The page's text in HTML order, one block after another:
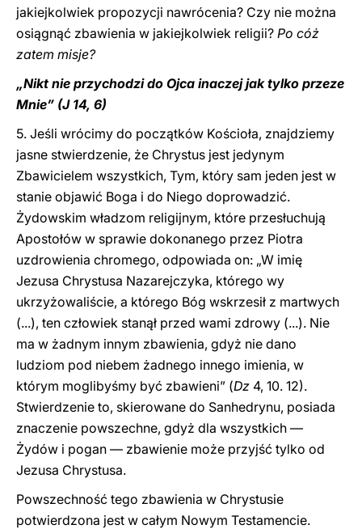
jakiejkolwiek propozycji nawrócenia? Czy nie można
osiągnąć zbawienia w jakiejkolwiek religii? Po cóż
zatem misje?
„Nikt nie przychodzi do Ojca inaczej jak tylko przeze
Mnie” (J 14, 6)
5. Jeśli wrócimy do początków Kościoła, znajdziemy
jasne stwierdzenie, że Chrystus jest jedynym
Zbawicielem wszystkich, Tym, który sam jeden jest w
stanie objawić Boga i do Niego doprowadzić.
Żydowskim władzom religijnym, które przesłuchują
Apostołów w sprawie dokonanego przez Piotra
uzdrowienia chromego, odpowiada on: „W imię
Jezusa Chrystusa Nazarejczyka, którego wy
ukrzyżowaliście, a którego Bóg wskrzesił z martwych
(...), ten człowiek stanął przed wami zdrowy (...). Nie
ma w żadnym innym zbawienia, gdyż nie dano
ludziom pod niebem żadnego innego imienia, w
którym moglibyśmy być zbawieni” (Dz 4, 10. 12).
Stwierdzenie to, skierowane do Sanhedrynu, posiada
znaczenie powszechne, gdyż dla wszystkich —
Żydów i pogan — zbawienie może przyjść tylko od
Jezusa Chrystusa.
Powszechność tego zbawienia w Chrystusie
potwierdzona jest w całym Nowym Testamencie.